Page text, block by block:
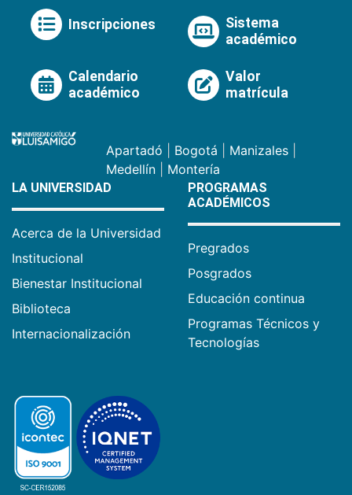
Inscripciones
Sistema
académico
Calendario
académico
Valor
matrícula
Apartadó Bogotá Manizales
Medellín
Montería
LA UNIVERSIDAD
Acerca de la Universidad
Institucional
Bienestar Institucional
Biblioteca
Internacionalización
PROGRAMAS
ACADÉMICOS
Pregrados
Posgrados
Educación continua
Programas Técnicos y
Tecnologías